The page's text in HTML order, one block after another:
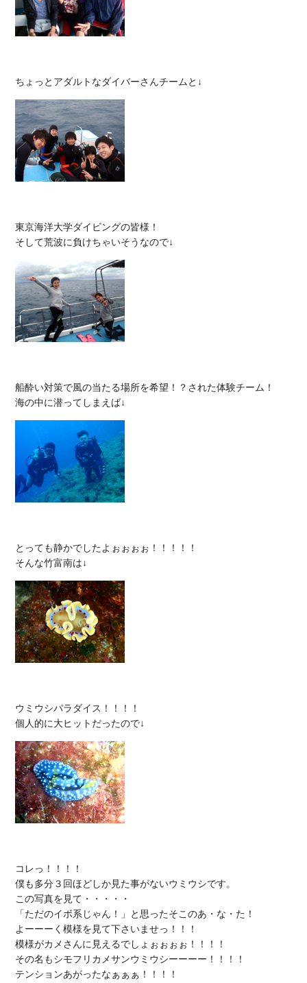
東京海洋大学ダイビングの皆様！
船酔い対策で風の当たる場所を希望！？された体験チーム！
とっても静かでしたよぉぉぉぉ！！！！！
ウミウシパラダイス！！！！
コレっ！！！！
僕も多分３回ほどしか見た事がないウミウシです。
この写真を見て・・・・・
「ただのイボ系じゃん！」と思ったそこのあ・な・た！
よーーーく模様を見て下さいませっ！！！
模様がカメさんに見えるでしょぉぉぉぉ！！！！
その名もシモフリカメサンウミウシーーーー！！！！
テンションあがったなぁぁぁ！！！！